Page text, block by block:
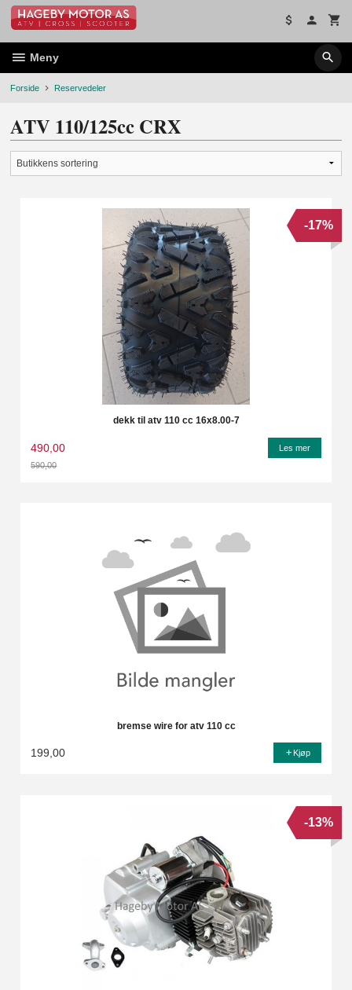
Gå
innholdet
Meny
Forside Reservedeler
ATV 110/125cc CRX
dekk til atv 110 cc 16x8.00-7
490,00
590,00
-17%
Les mer
bremse wire for atv 110 cc
199,00 Kjøp
-13%